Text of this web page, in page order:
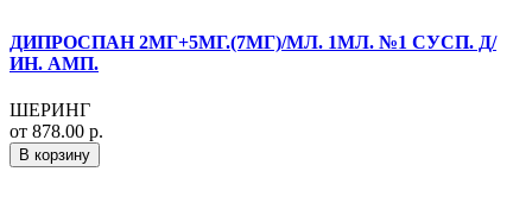
ДИПРОСПАН 2МГ+5МГ.(7МГ)/МЛ. 1МЛ. №1 СУСП. Д/
ИН. АМП.
ШЕРИНГ
от 878.00 р.
В корзину